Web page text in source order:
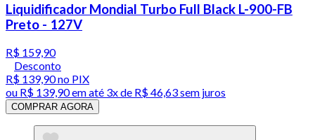
Liquidificador Mondial Turbo Full Black L-900-FB
Preto - 127V
R$ 159,90
Desconto
R$ 139,90no PIX
ou R$ 139,90em até 3x de R$ 46,63 sem juros
COMPRAR AGORA